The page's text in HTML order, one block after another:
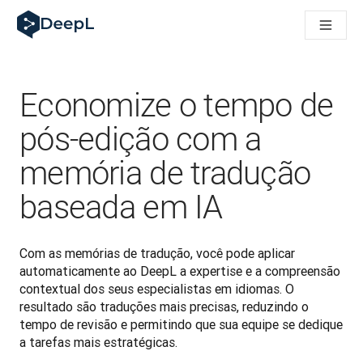
DeepL para agentes de IA
Translation Flow do DeepL: Novos fluxos de trabalho com
Entendendo a confiança na IA linguística empresarial. Em
Desenvolvendo a Avaliação de Qualidade de Tradução do
De tradução de qualidade a plataforma de voz em tempo real
Building an instantly accessible voice demo with DeepL
Economize o tempo de
pós-edição com a
memória de tradução
baseada em IA
Com as memórias de tradução, você pode aplicar
automaticamente ao DeepL a expertise e a compreensão
contextual dos seus especialistas em idiomas. O
resultado são traduções mais precisas, reduzindo o
tempo de revisão e permitindo que sua equipe se dedique
a tarefas mais estratégicas.